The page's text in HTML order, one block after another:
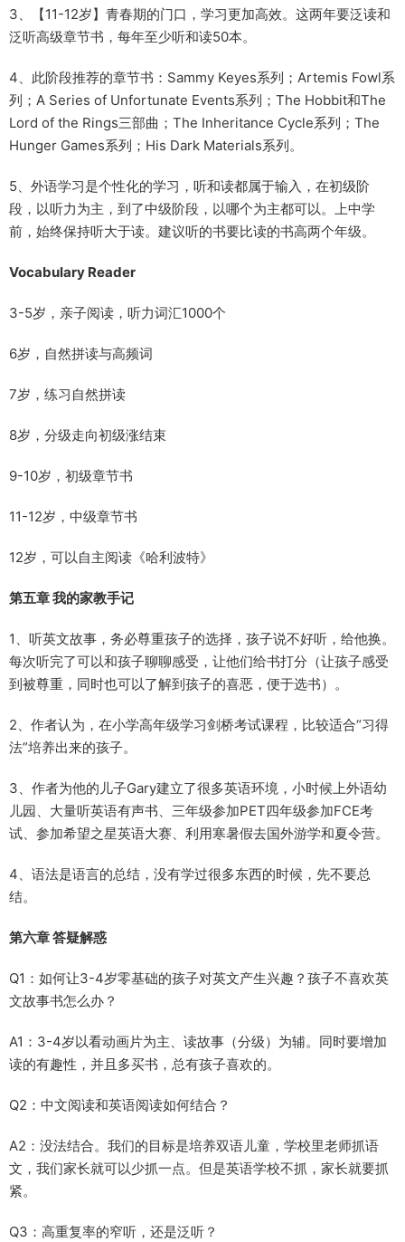
3、【11-12岁】青春期的门口，学习更加高效。这两年要泛读和
泛听高级章节书，每年至少听和读50本。
4、此阶段推荐的章节书：Sammy Keyes系列；Artemis Fowl系
列；A Series of Unfortunate Events系列；The Hobbit和The
Lord of the Rings三部曲；The Inheritance Cycle系列；The
Hunger Games系列；His Dark Materials系列。
5、外语学习是个性化的学习，听和读都属于输入，在初级阶
段，以听力为主，到了中级阶段，以哪个为主都可以。上中学
前，始终保持听大于读。建议听的书要比读的书高两个年级。
Vocabulary Reader
3-5岁，亲子阅读，听力词汇1000个
6岁，自然拼读与高频词
7岁，练习自然拼读
8岁，分级走向初级涨结束
9-10岁，初级章节书
11-12岁，中级章节书
12岁，可以自主阅读《哈利波特》
第五章 我的家教手记
1、听英文故事，务必尊重孩子的选择，孩子说不好听，给他换。
每次听完了可以和孩子聊聊感受，让他们给书打分（让孩子感受
到被尊重，同时也可以了解到孩子的喜恶，便于选书）。
2、作者认为，在小学高年级学习剑桥考试课程，比较适合“习得
法”培养出来的孩子。
3、作者为他的儿子Gary建立了很多英语环境，小时候上外语幼
儿园、大量听英语有声书、三年级参加PET四年级参加FCE考
试、参加希望之星英语大赛、利用寒暑假去国外游学和夏令营。
4、语法是语言的总结，没有学过很多东西的时候，先不要总
结。
第六章 答疑解惑
Q1：如何让3-4岁零基础的孩子对英文产生兴趣？孩子不喜欢英
文故事书怎么办？
A1：3-4岁以看动画片为主、读故事（分级）为辅。同时要增加
读的有趣性，并且多买书，总有孩子喜欢的。
Q2：中文阅读和英语阅读如何结合？
A2：没法结合。我们的目标是培养双语儿童，学校里老师抓语
文，我们家长就可以少抓一点。但是英语学校不抓，家长就要抓
紧。
Q3：高重复率的窄听，还是泛听？